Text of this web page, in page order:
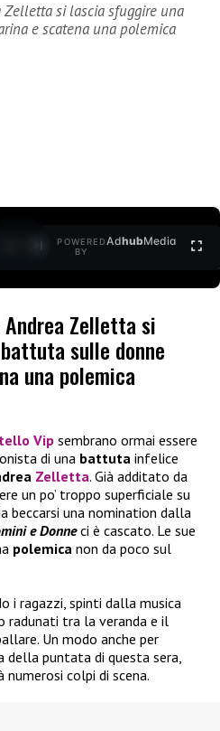
Zelletta si lascia sfuggire una
e scatena una polemica
POWERED
BY
AdhubMedia
Zelletta si
sulle donne
una polemica
Vip sembrano ormai essere
di una battuta infelice
Zelletta. Già additato da
un po’ troppo superficiale su
beccarsi una nomination dalla
e Donneci è cascato. Le sue
polemica non da poco sul
i ragazzi, spinti dalla musica
radunati tra la veranda e il
Un modo anche per
della puntata di questa sera,
colpi di scena.